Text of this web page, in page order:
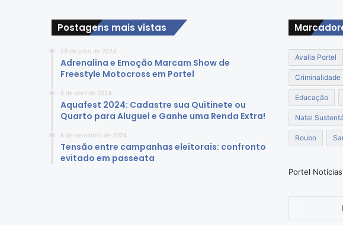
s
m
é
d
i
s
a
t
e
s
o
s
p
a
a
c
o
n
t
u
Postagens mais vistas
29 de julho de 2024
Adrenalina e Emoção Marcam Show de
Freestyle Motocross em Portel
8 de abril de 2024
Aquafest 2024: Cadastre sua Quitinete ou
Quarto para Aluguel e Ganhe uma Renda Extra!
8 de setembro de 2024
Tensão entre campanhas eleitorais: confronto
evitado em passeata
Avalia Portel
Criminalidade
Educação
Natal
Roubo
Portel